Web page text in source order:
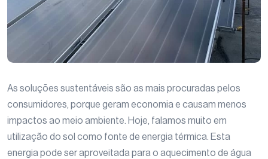
As soluções sustentáveis são as mais procuradas pelos
consumidores, porque geram economia e causam menos
impactos ao meio ambiente. Hoje, falamos muito em
utilização do sol como fonte de energia térmica. Esta
energia pode ser aproveitada para o aquecimento de água